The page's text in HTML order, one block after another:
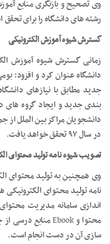
وی تصحیح و بازنگری منابع
رشته های دانشگاه را برای
گسترش شیوه آموزش الکترونیکی
زمانی گسترش شیوه آموزش
دانشگاه عنوان کرد و افزود:
جدید مطابق با نیازهای
بندی جدید و ایجاد گروه های
دانشجویان مراکز بین الملل
در سال ۹۷ تحقق خواهد یافت
.
تصویب شیوه نامه تولید محتوای
وی همچنین به تولید محتوای
نامه تولید محتوای الکترونیکی
اندازی سامانه مدیریت
محتوا وEbookمنابع درسی
سازی آن در دست انجام است.